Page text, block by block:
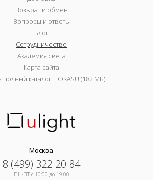
Возврат и обмен
Вопросы и ответы
Блог
Сотрудничество
Академия света
Карта сайта
полный каталог HOKASU (182 МБ)
Москва
8 (499) 322-20-84
ПН-ПТ c 10:00 до 19:00